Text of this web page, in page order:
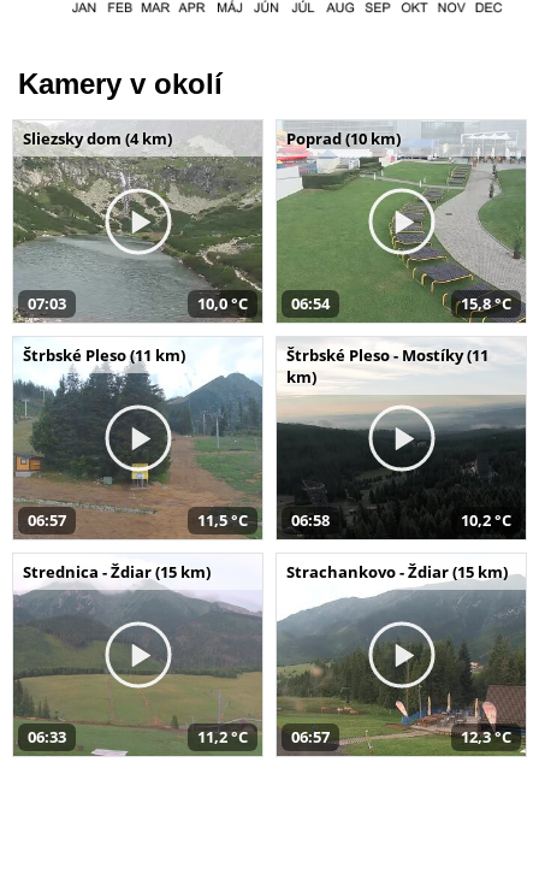
Kamery v okolí
Sliezsky dom (4 km)
07:03 10,0 °C
Poprad (10 km)
06:54 15,8 °C
Štrbské Pleso (11 km)
06:57 11,5 °C
Štrbské Pleso - Mostíky (11
km)
06:58 10,2 °C
Strednica - Ždiar (15 km)
06:33 11,2 °C
Strachankovo - Ždiar (15 km)
06:57 12,3 °C